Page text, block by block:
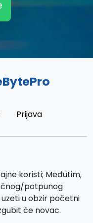
Prijava
koristi; Međutim,
potpunog
u obzir početni
će novac.